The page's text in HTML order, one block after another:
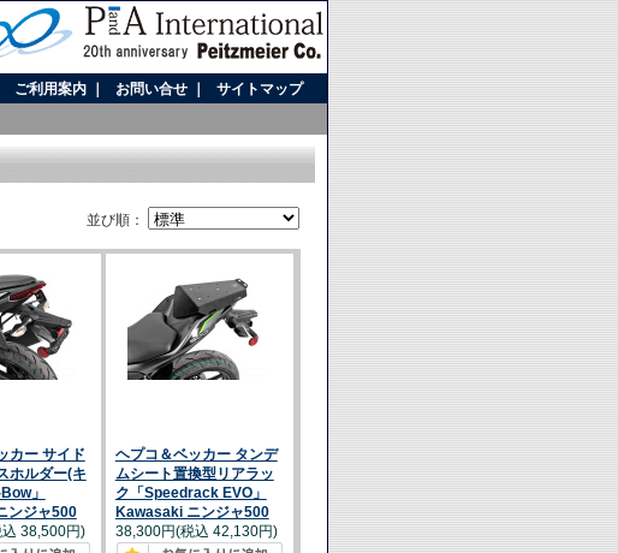
ご利用案内 お問い合せ サイトマップ
並び順：
カー サイド
ホルダー(キ
」
ンジャ500
38,500円)
ヘプコ＆ベッカー タンデ
ムシート置換型リアラッ
ク「Speedrack EVO」
Kawasaki ニンジャ500
38,300円(税込 42,130円)